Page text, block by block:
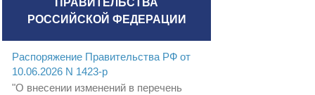
ПРАВИТЕЛЬСТВА
РОССИЙСКОЙ ФЕДЕРАЦИИ
Распоряжение Правительства РФ от
10.06.2026 N 1423-р
"О внесении изменений в перечень